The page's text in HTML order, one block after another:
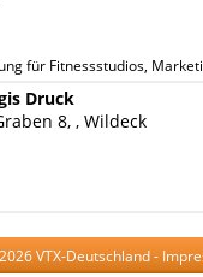
für Fitnessstudios,
Druck
8, , Wildeck
VTX-Deutschland -